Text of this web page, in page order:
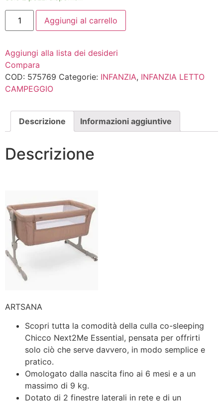
ARTSANA®
LETTINO
CAMPEGGIO
TERRACOTTA
quantità
Aggiungi al carrello
Aggiungi alla lista dei desideri
Compara
COD: 575769 Categorie: INFANZIA, INFANZIA LETTO
CAMPEGGIO
Descrizione Informazioni aggiuntive
Descrizione
ARTSANA
Scopri tutta la comodità della culla co-sleeping
Chicco Next2Me Essential, pensata per offrirti
solo ciò che serve davvero, in modo semplice e
pratico.
Omologato dalla nascita fino ai 6 mesi e a un
massimo di 9 kg.
Dotato di 2 finestre laterali in rete e di un